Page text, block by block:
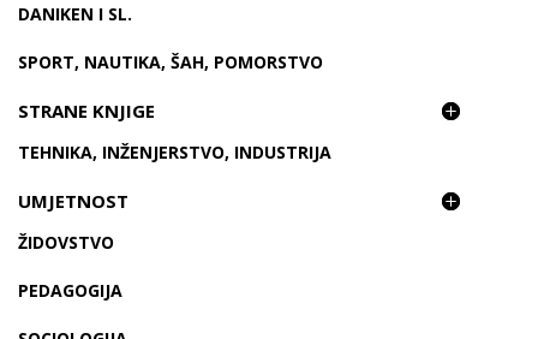
DANIKEN I SL.
SPORT, NAUTIKA, ŠAH, POMORSTVO
STRANE KNJIGE
TEHNIKA, INŽENJERSTVO, INDUSTRIJA
UMJETNOST
ŽIDOVSTVO
PEDAGOGIJA